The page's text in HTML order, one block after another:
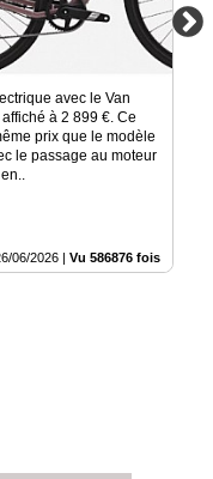
avec le Van
à 2 899 €. Ce
prix que le modèle
le passage au moteur
06/2026 | Vu 586876 fois